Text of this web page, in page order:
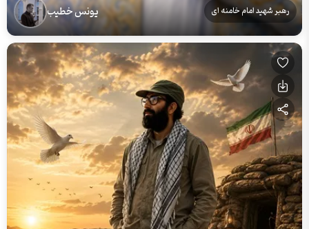
رهبر شهید امام خامنه ای یونس خطیب